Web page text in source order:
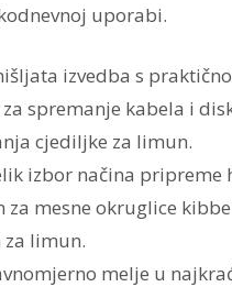
uporabi.
izvedba s
spremanje kabela i
cjediljke za limun.
izbor načina pripreme
za mesne okruglice
limun.
melje u